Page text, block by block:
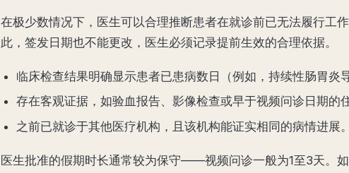
在极少数情况下，医生可以合理推断患者在就诊前已无法履行工
此，签发日期也不能更改，医生必须记录提前生效的合理依据。
临床检查结果明确显示患者已患病数日（例如，持续性肠胃炎
存在客观证据，如验血报告、影像检查或早于视频问诊日期的
之前已就诊于其他医疗机构，且该机构能证实相同的病情进展。
医生批准的假期时长通常较为保守——视频问诊一般为1至3天。